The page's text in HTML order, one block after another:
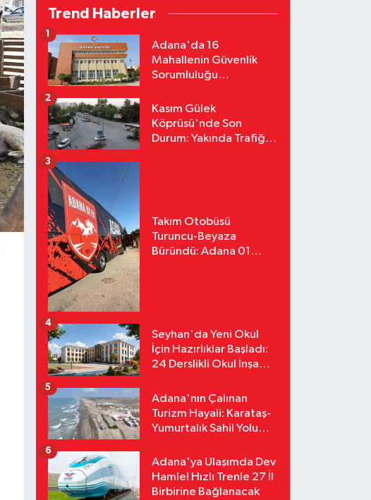
Trend Haberler
Adana'da 16
Mahallenin Güvenlik
Sorumluluğu
1
Kasım Gülek
Köprüsü'nde Son
Durum: Yakında Trafiğe
2
Takım Otobüsü
Turuncu-Beyaza
Büründü: Adana 01
3
Seyhan'da Yeni Okul
İçin Hazırlıklar Başladı:
24 Derslikli Okul İnşa
4
Adana'nın Çalınan
Turizm Hayali: Karataş-
Yumurtalık Sahil Yolu
5
Adana'ya Ulaşımda Dev
Hamle! Hızlı Trenle 27 İl
Birbirine Bağlanacak
6